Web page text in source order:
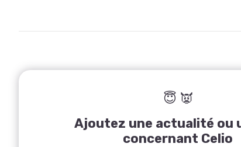
😇 👿
Ajoutez une actualité ou
concernant Celio